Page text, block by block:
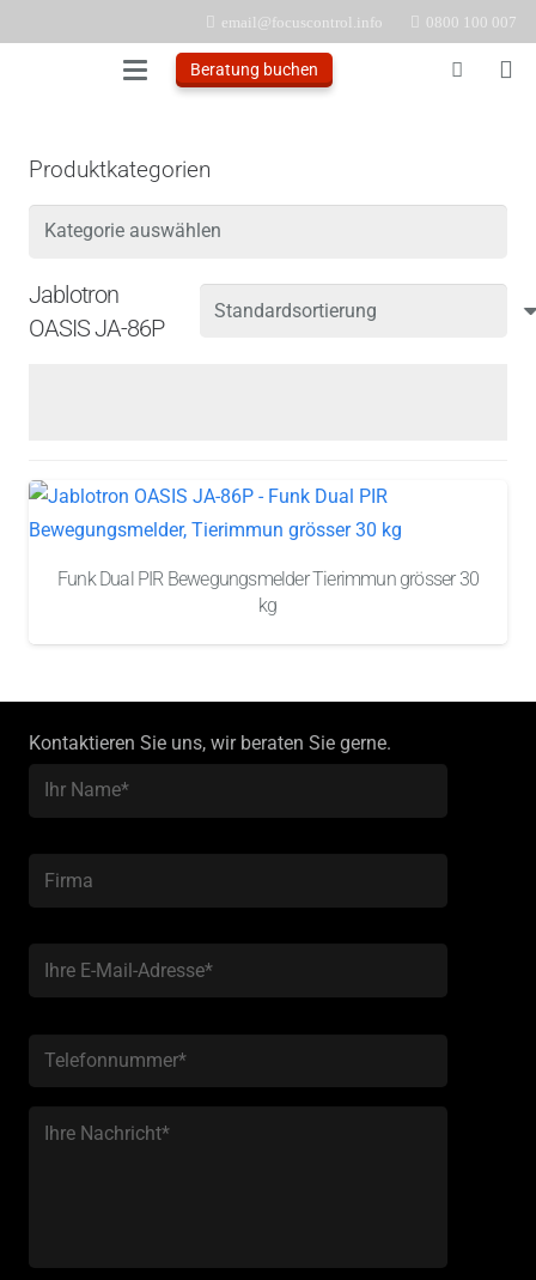
email@focuscontrol.info 0800 100 007
Beratung buchen
Produktkategorien
Jablotron
OASIS JA-86P
Funk Dual PIR Bewegungsmelder Tierimmun grösser 30
kg
Kontaktieren Sie uns, wir beraten Sie gerne.